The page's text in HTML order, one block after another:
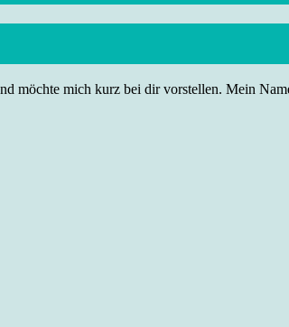
möchte mich kurz bei dir vorstellen. Mein